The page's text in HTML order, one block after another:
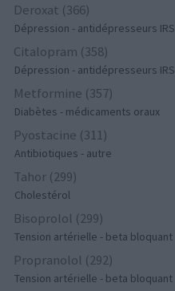
Deroxat (366)
Dépression - antidépresseurs IRS
Citalopram (358)
Dépression - antidépresseurs IRS
Metformine (357)
Diabètes - médicaments oraux
Pyostacine (311)
Antibiotiques - autre
Tahor (299)
Cholestérol
Bisoprolol (299)
Tension artérielle - beta bloquant
Propranolol (292)
Tension artérielle - beta bloquant